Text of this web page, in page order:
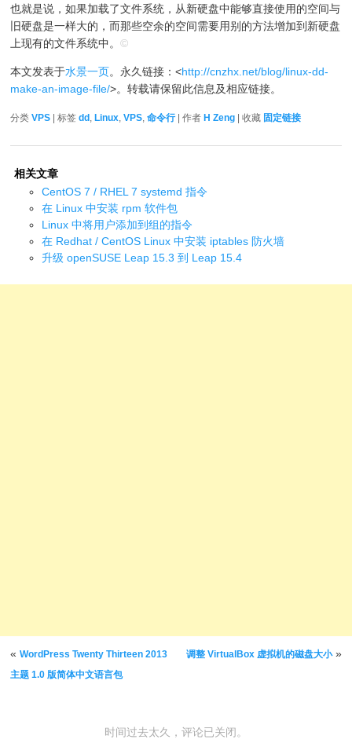
也就是说，如果加载了文件系统，从新硬盘中能够直接使用的空间与
旧硬盘是一样大的，而那些空余的空间需要用别的方法增加到新硬盘
上现有的文件系统中。©
本文发表于水景一页。永久链接：<http://cnzhx.net/blog/linux-dd-
make-an-image-file/>。转载请保留此信息及相应链接。
分类VPS | 标签dd , Linux,VPS,命令行| 作者 H Zeng | 收藏 固定链接
相关文章
CentOS 7 / RHEL 7 systemd 指令
在 Linux 中安装 rpm 软件包
Linux 中将用户添加到组的指令
在 Redhat / CentOS Linux 中安装 iptables 防火墙
升级 openSUSE Leap 15.3 到 Leap 15.4
文章导航
«WordPress Twenty Thirteen 2013
主题 1.0 版简体中文语言包
调整 VirtualBox 虚拟机的磁盘大小»
时间过去太久，评论已关闭。